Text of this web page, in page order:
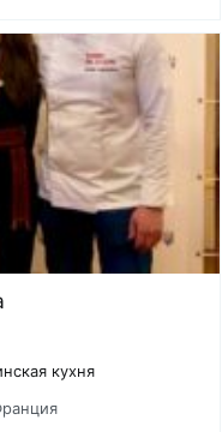
кухня